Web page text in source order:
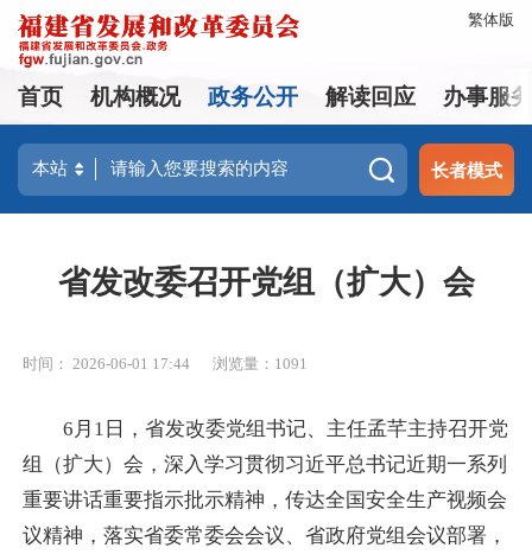
繁体版
首页 机构概况 政务公开 解读回应 办事服
长者模式
省发改委召开党组（扩大）会
时间： 2026-06-01 17:44 浏览量：1091
6月1日，省发改委党组书记、主任孟芊主持召开党
组（扩大）会，深入学习贯彻习近平总书记近期一系列
重要讲话重要指示批示精神，传达全国安全生产视频会
议精神，落实省委常委会会议、省政府党组会议部署，